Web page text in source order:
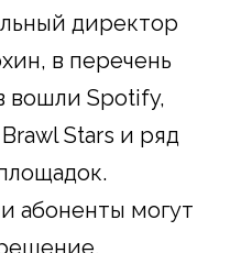
директор
в перечень
вошли Spotify,
Stars и ряд
абоненты могут